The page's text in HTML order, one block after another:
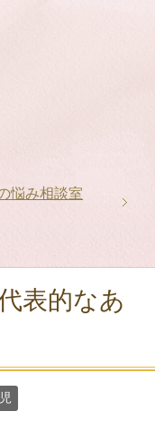
悩み相談室
表的なあ